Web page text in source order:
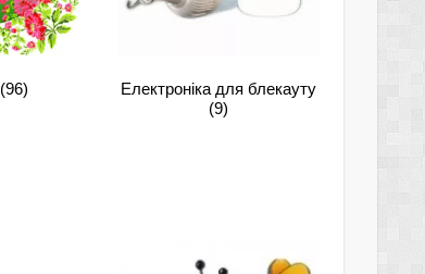
(96)
Електроніка для блекауту
(9)